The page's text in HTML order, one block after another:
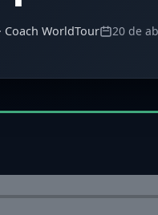
Coach WorldTour 20 de